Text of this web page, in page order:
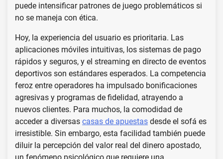
puede intensificar patrones de juego problemáticos si
no se maneja con ética.
Hoy, la experiencia del usuario es prioritaria. Las
aplicaciones móviles intuitivas, los sistemas de pago
rápidos y seguros, y el streaming en directo de eventos
deportivos son estándares esperados. La competencia
feroz entre operadores ha impulsado bonificaciones
agresivas y programas de fidelidad, atrayendo a
nuevos clientes. Para muchos, la comodidad de
acceder a diversas casas de apuestas desde el sofá es
irresistible. Sin embargo, esta facilidad también puede
diluir la percepción del valor real del dinero apostado,